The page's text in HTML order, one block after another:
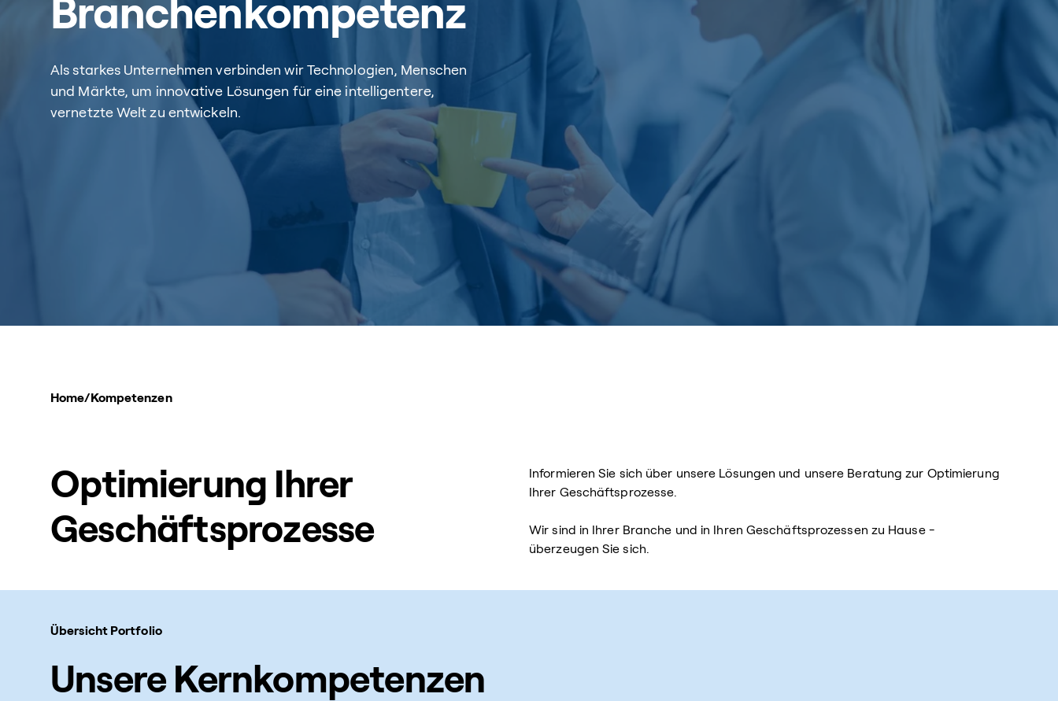
Branchenkompetenz
Als starkes Unternehmen verbinden wir Technologien, Menschen
und Märkte, um innovative Lösungen für eine intelligentere,
vernetzte Welt zu entwickeln.
Home/Kompetenzen
Optimierung Ihrer
Geschäftsprozesse
Informieren Sie sich über unsere Lösungen und unsere Beratung zur Optimierung
Ihrer Geschäftsprozesse.
Wir sind in Ihrer Branche und in Ihren Geschäftsprozessen zu Hause -
überzeugen Sie sich.
Übersicht Portfolio
Unsere Kernkompetenzen